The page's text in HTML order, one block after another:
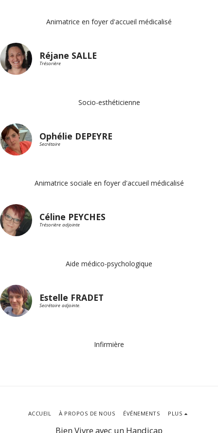
Animatrice en foyer d'accueil médicalisé
Réjane SALLE
Trésorière
Socio-esthéticienne
Ophélie DEPEYRE
Secrétaire
Animatrice sociale en foyer d'accueil médicalisé
Céline PEYCHES
Trésorière adjointe
Aide médico-psychologique
Estelle FRADET
Secrétaire adjointe.
Infirmière
Bien Vivre avec un Handicap
ACCUEIL À PROPOS DE NOUS ÉVÉNEMENTS PLUS